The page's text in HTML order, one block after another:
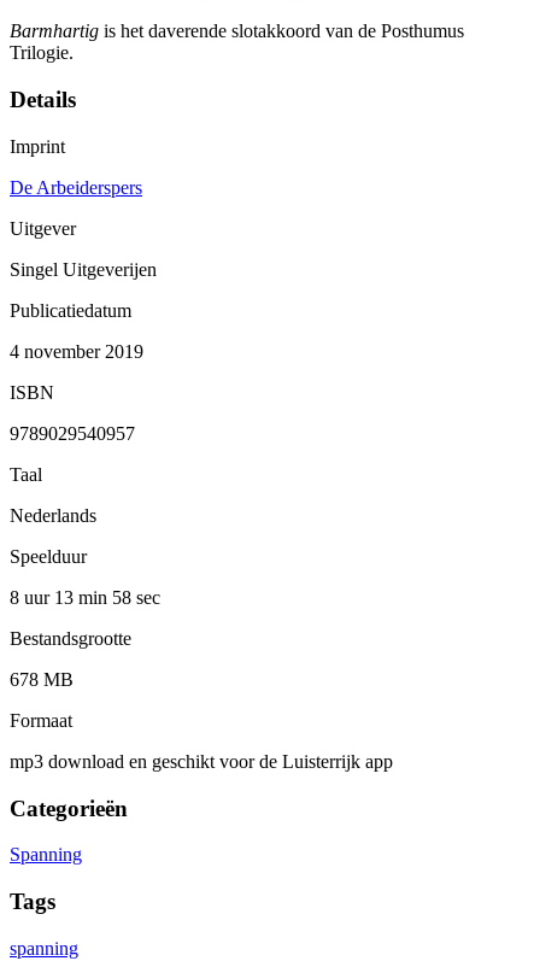
Barmhartig is het daverende slotakkoord van de Posthumus
Trilogie.
Details
Imprint
De Arbeiderspers
Uitgever
Singel Uitgeverijen
Publicatiedatum
4 november 2019
ISBN
9789029540957
Taal
Nederlands
Speelduur
8 uur 13 min 58 sec
Bestandsgrootte
678 MB
Formaat
mp3 download en geschikt voor de Luisterrijk app
Categorieën
Spanning
Tags
spanning